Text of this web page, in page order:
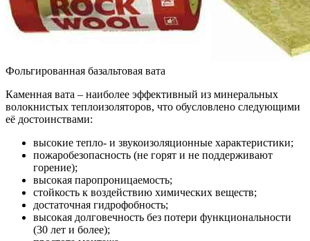
Фольгированная базальтовая вата
Каменная вата – наиболее эффективный из минеральных
волокнистых теплоизоляторов, что обусловлено следующими
её достоинствами:
высокие тепло- и звукоизоляционные характеристики;
пожаробезопасность (не горят и не поддерживают
горение);
высокая паропроницаемость;
стойкость к воздействию химических веществ;
достаточная гидрофобность;
высокая долговечность без потери функциональности
(30 лет и более);